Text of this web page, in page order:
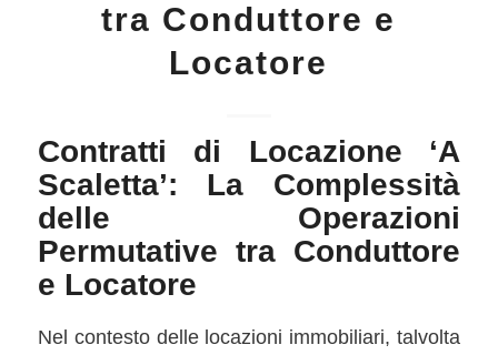
tra Conduttore e
Locatore
Contratti di Locazione ‘A
Scaletta’: La Complessità
delle Operazioni
Permutative tra Conduttore
e Locatore
Nel contesto delle locazioni immobiliari, talvolta